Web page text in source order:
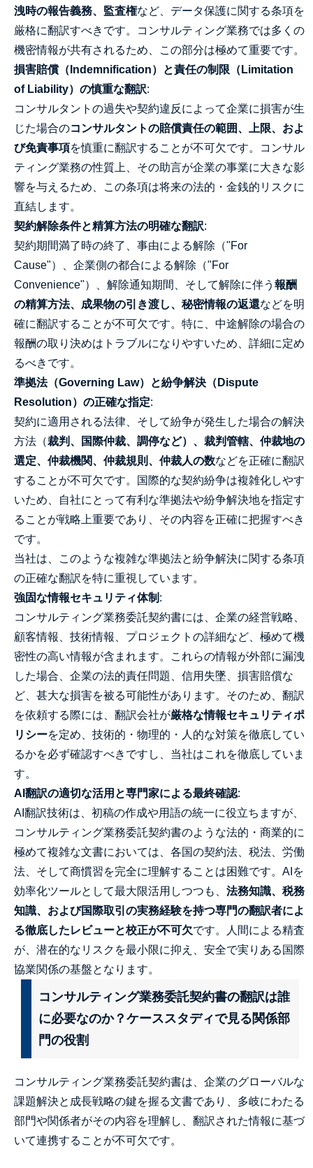
洩時の報告義務、監査権など、データ保護に関する条項を
厳格に翻訳すべきです。コンサルティング業務では多くの
機密情報が共有されるため、この部分は極めて重要です。
損害賠償（Indemnification）と責任の制限（Limitation
of Liability）の慎重な翻訳:
コンサルタントの過失や契約違反によって企業に損害が生
じた場合のコンサルタントの賠償責任の範囲、上限、およ
び免責事項を慎重に翻訳することが不可欠です。コンサル
ティング業務の性質上、その助言が企業の事業に大きな影
響を与えるため、この条項は将来の法的・金銭的リスクに
直結します。
契約解除条件と精算方法の明確な翻訳:
契約期間満了時の終了、事由による解除（"For
Cause"）、企業側の都合による解除（"For
Convenience"）、解除通知期間、そして解除に伴う 報酬
の精算方法、成果物の引き渡し、秘密情報の返還などを明
確に翻訳することが不可欠です。特に、中途解除の場合の
報酬の取り決めはトラブルになりやすいため、詳細に定め
るべきです。
準拠法（Governing Law）と紛争解決（Dispute
Resolution）の正確な指定:
契約に適用される法律、そして紛争が発生した場合の解決
方法（裁判、国際仲裁、調停など）、裁判管轄、仲裁地の
選定、仲裁機関、仲裁規則、仲裁人の数などを正確に翻訳
することが不可欠です。国際的な契約紛争は複雑化しやす
いため、自社にとって有利な準拠法や紛争解決地を指定す
ることが戦略上重要であり、その内容を正確に把握すべき
です。
当社は、このような複雑な準拠法と紛争解決に関する条項
の正確な翻訳を特に重視しています。
強固な情報セキュリティ体制 :
コンサルティング業務委託契約書には、企業の経営戦略、
顧客情報、技術情報、プロジェクトの詳細など、極めて機
密性の高い情報が含まれます。これらの情報が外部に漏洩
した場合、企業の法的責任問題、信用失墜、損害賠償な
ど、甚大な損害を被る可能性があります。そのため、翻訳
を依頼する際には、翻訳会社が厳格な情報セキュリティポ
リシーを定め、技術的・物理的・人的な対策を徹底してい
るかを必ず確認すべきですし、当社はこれを徹底していま
す。
AI翻訳の適切な活用と専門家による最終確認:
AI翻訳技術は、初稿の作成や用語の統一に役立ちますが、
コンサルティング業務委託契約書のような法的・商業的に
極めて複雑な文書においては、各国の契約法、税法、労働
法、そして商慣習を完全に理解することは困難です。AIを
効率化ツールとして最大限活用しつつも、 法務知識、税務
知識、および国際取引の実務経験を持つ専門の翻訳者によ
る徹底したレビューと校正が不可欠です。人間による精査
が、潜在的なリスクを最小限に抑え、安全で実りある国際
協業関係の基盤となります。
コンサルティング業務委託契約書の翻訳は誰
に必要なのか？ケーススタディで見る関係部
門の役割
コンサルティング業務委託契約書は、企業のグローバルな
課題解決と成長戦略の鍵を握る文書であり、多岐にわたる
部門や関係者がその内容を理解し、翻訳された情報に基づ
いて連携することが不可欠です。